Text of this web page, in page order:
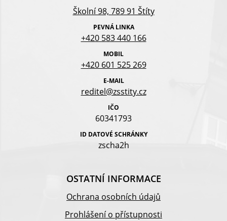
Školní 98, 789 91 Štíty
PEVNÁ LINKA
+420 583 440 166
MOBIL
+420 601 525 269
E-MAIL
reditel@zsstity.cz
IČO
60341793
ID DATOVÉ SCHRÁNKY
zscha2h
OSTATNÍ INFORMACE
Ochrana osobních údajů
Prohlášení o přístupnosti